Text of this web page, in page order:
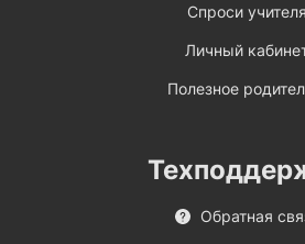
Спроси учителя
Личный
Полезное
Обратная